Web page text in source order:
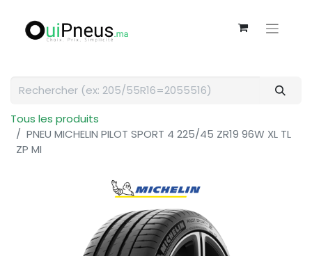
Tous les produits
PNEU MICHELIN PILOT SPORT 4 225/45 ZR19 96W XL TL
ZP MI